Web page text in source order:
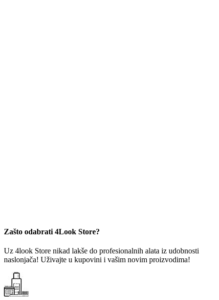
Zašto odabrati 4Look Store?
Uz 4look Store nikad lakše do profesionalnih alata iz udobnosti
naslonjača! Uživajte u kupovini i vašim novim proizvodima!